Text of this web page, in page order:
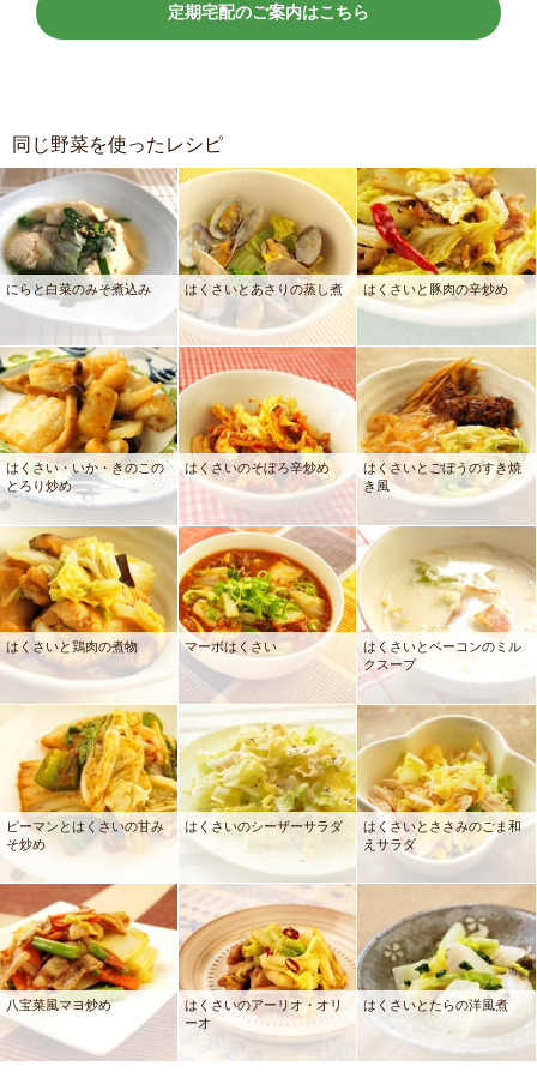
定期宅配のご案内はこちら
同じ野菜を使ったレシピ
にらと白菜のみそ煮込み はくさいとあさりの蒸し煮 はくさいと豚肉の辛炒め
はくさい・いか・きのこの
とろり炒め
はくさいのそぼろ辛炒め
はくさいとごぼうのすき焼
き風
はくさいと鶏肉の煮物 マーボはくさい
はくさいとベーコンのミル
クスープ
ピーマンとはくさいの甘み
そ炒め
はくさいのシーザーサラダ
はくさいとささみのごま和
えサラダ
八宝菜風マヨ炒め
はくさいのアーリオ・オリ
ーオ
はくさいとたらの洋風煮